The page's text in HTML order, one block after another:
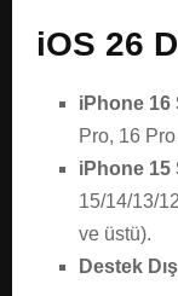
iOS 26
iPhone 16
Pro, 16
iPhone 15
15/14/13/
ve üstü).
Destek